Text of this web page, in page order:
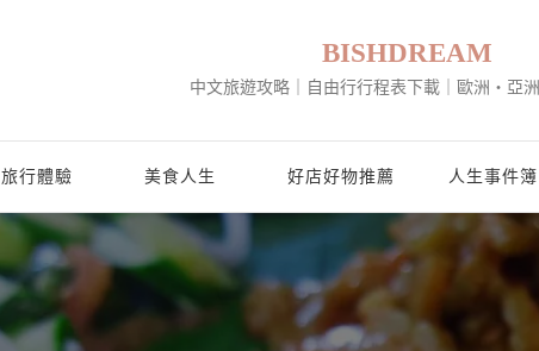
BISHDREAM
中文旅遊攻略｜自由行行程表下載｜歐洲・亞
旅行體驗 美食人生 好店好物推薦 人生事件簿